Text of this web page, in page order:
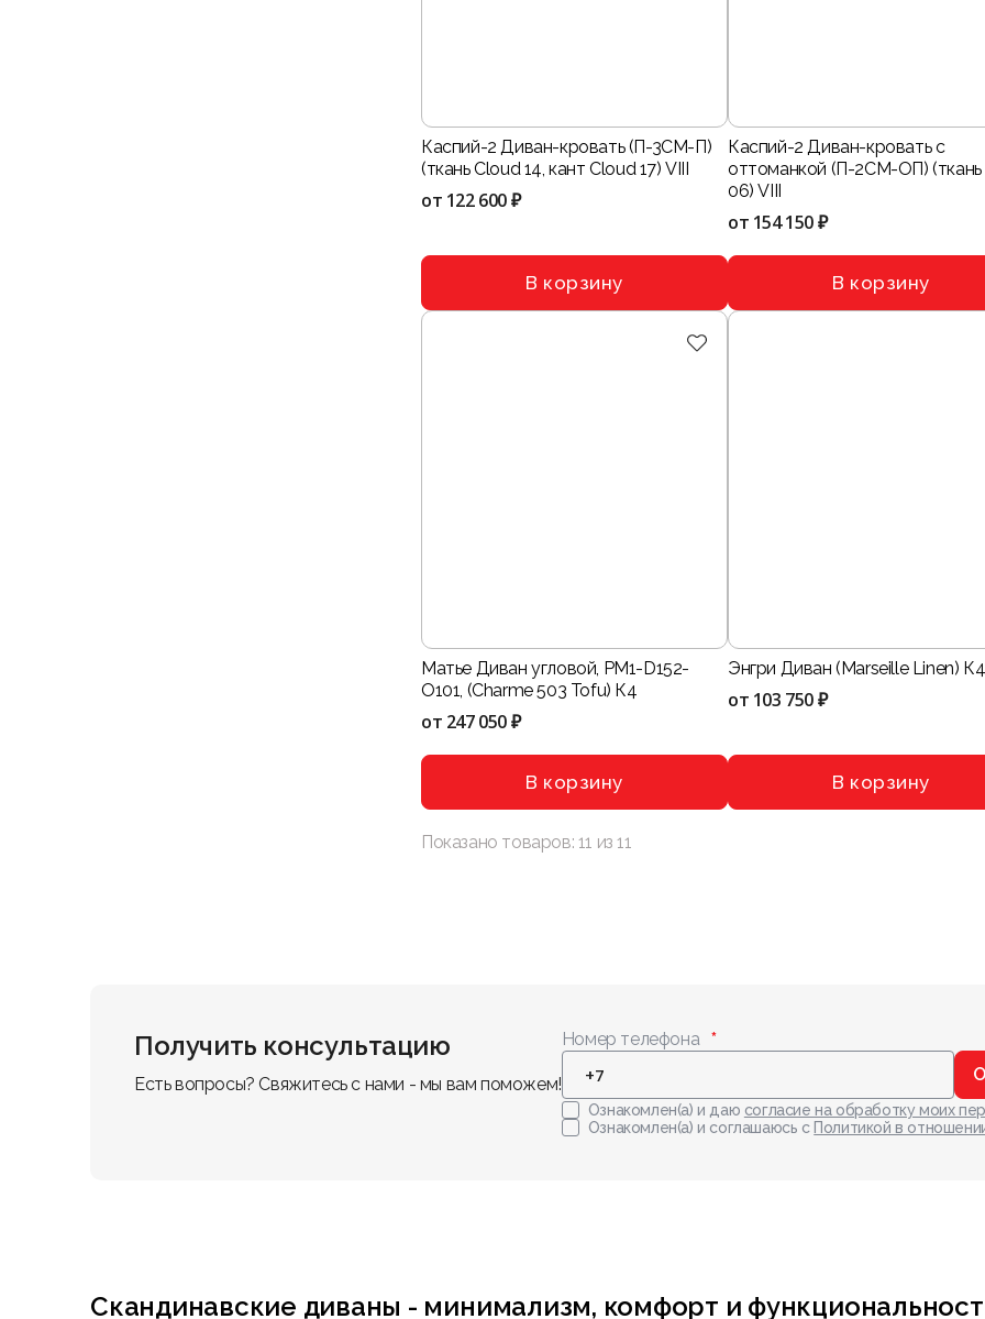
Каспий-2 Диван-кровать (П-3СМ-П)
(ткань Cloud 14, кант Cloud 17) VIII
от 122 600 ₽
В корзину
Каспий-2 Диван-кровать с
оттоманкой (П-2СМ-ОП) (ткань
06) VIII
от 154 150 ₽
В корзину
Матье Диван угловой, PM1-D152-
O101, (Charme 503 Tofu) К4
от 247 050 ₽
В корзину
Энгри Диван (Marseille Linen) К4
от 103 750 ₽
В корзину
Показано товаров: 11 из11
Получить консультацию
Есть вопросы? Свяжитесь с нами - мы вам поможем!
Номер телефона
Ознакомлен(а) и даю согласие на обработку моих
Ознакомлен(а) и соглашаюсь с Политикой в
Скандинавские диваны - минимализм, комфорт и